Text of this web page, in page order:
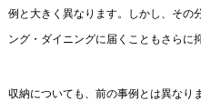
例と大きく異なります。しかし、その
ング・ダイニングに届くこともさらに
収納についても、前の事例とは異なり